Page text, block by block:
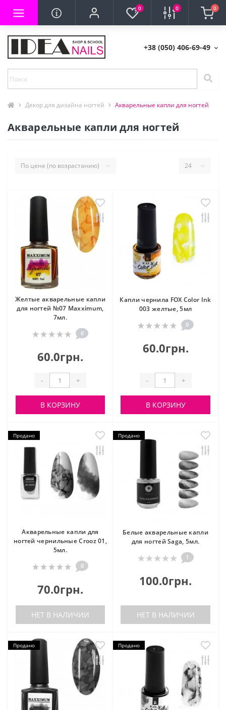
0 0 0
+38 (050) 406-69-49
Декор для дизайна ногтей Акварельные капли для ногтей
Акварельные капли для ногтей
Желтые акварельные капли
для ногтей №07 Maxximum,
7мл.
0
60.0грн.
- +
В КОРЗИНУ
Капли чернила FOX Color Ink
003 желтые, 5мл
0
60.0грн.
- +
В КОРЗИНУ
Продано
Акварельные капли для
ногтей чернильные Crooz 01,
5мл.
0
70.0грн.
НЕТ В НАЛИЧИИ
Продано
Белые акварельные капли
для ногтей Saga, 5мл.
1
100.0грн.
НЕТ В НАЛИЧИИ
Продано Продано